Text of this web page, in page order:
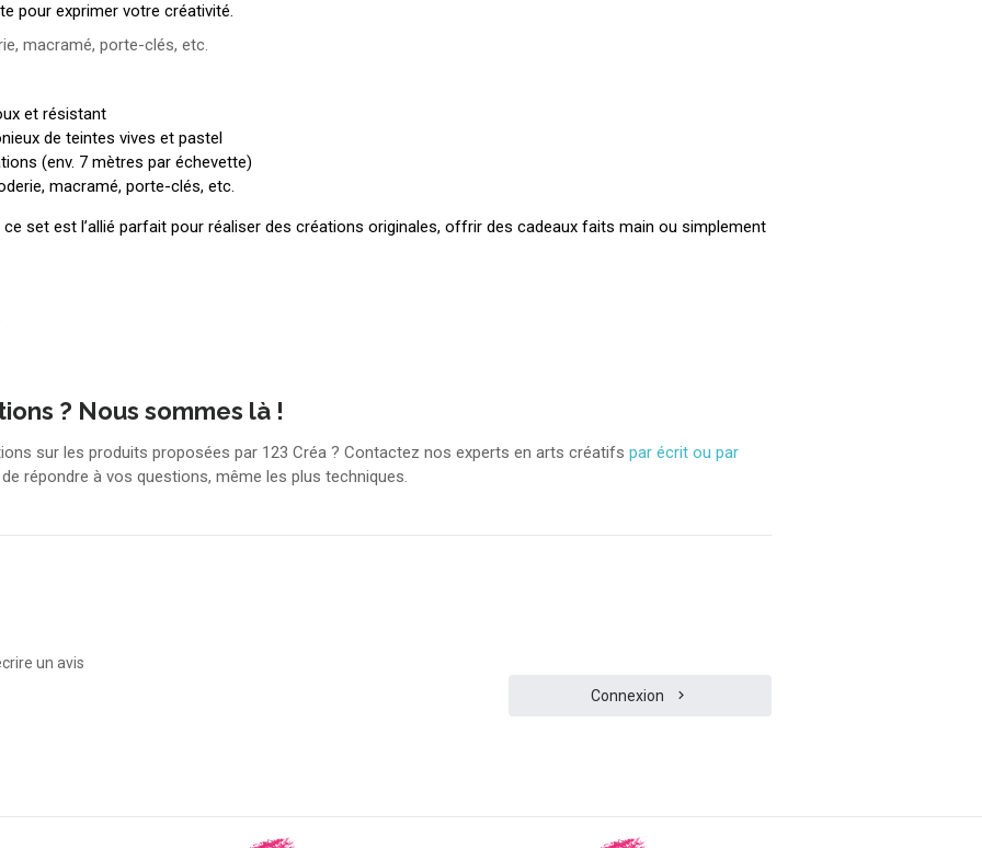
pour exprimer votre créativité.
macramé, porte-clés, etc.
et résistant
de teintes vives et pastel
(env. 7 mètres par échevette)
macramé, porte-clés, etc.
set est l’allié parfait pour réaliser des créations originales, offrir des cadeaux faits main ou simplement
? Nous sommes là !
sur les produits proposées par 123 Créa ? Contactez nos experts en arts créatifs par écrit ou par
répondre à vos questions, même les plus techniques.
un avis
Connexion